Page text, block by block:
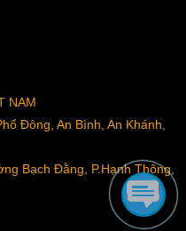
NAM
Đông, An Bình, An Khánh,
Bạch Đằng, P.Hạnh Thông,